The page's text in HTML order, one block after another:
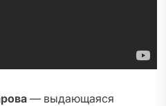
— выдающаяся